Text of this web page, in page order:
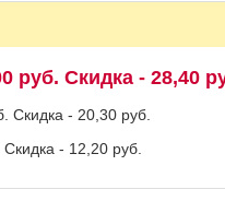
руб. Скидка - 28,40
Скидка - 20,30 руб.
- 12,20 руб.